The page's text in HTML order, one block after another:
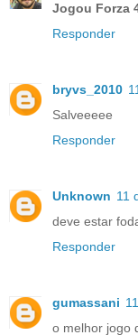
Jogou Forza
Responder
bryvs_2010
Salveeeee
Responder
Unknown 11
deve estar
Responder
gumassani
o melhor jogo